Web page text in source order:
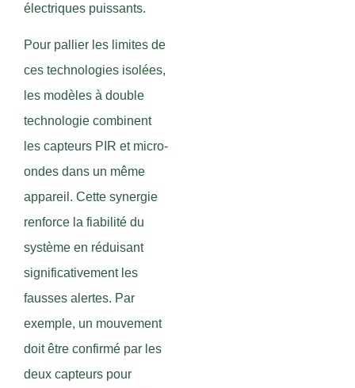
électriques puissants.
Pour pallier les limites de
ces technologies isolées,
les modèles à double
technologie combinent
les capteurs PIR et micro-
ondes dans un même
appareil. Cette synergie
renforce la fiabilité du
système en réduisant
significativement les
fausses alertes. Par
exemple, un mouvement
doit être confirmé par les
deux capteurs pour